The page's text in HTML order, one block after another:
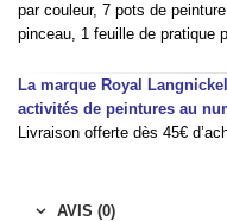
par couleur, 7 pots de
pinceau, 1 feuille de pratique
La marque Royal
activités de peintures au
Livraison offerte dès 45€
AVIS (0)